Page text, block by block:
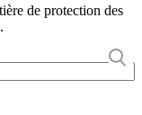
de protection des
.